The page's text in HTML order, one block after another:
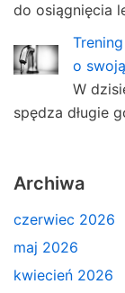
do osiągnięcia
o
W
spędza długie
Archiwa
czerwiec 2026
maj 2026
kwiecień 2026